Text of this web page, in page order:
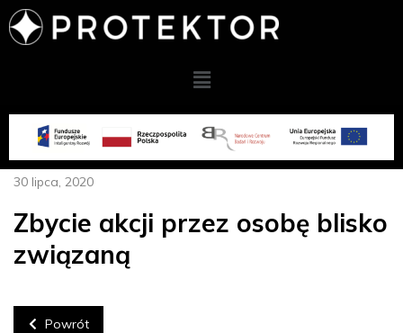
Powrót
30 lipca, 2020
Zbycie akcji przez osobę blisko
związaną